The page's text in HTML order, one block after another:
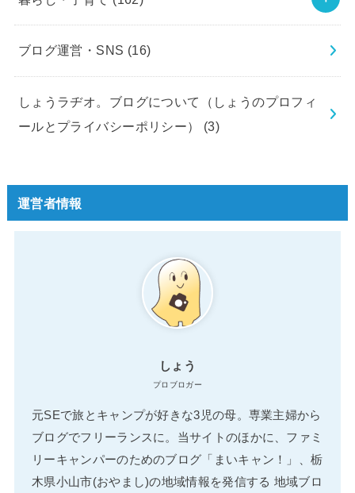
ブログ運営・SNS (16)
しょうラヂオ。ブログについて（しょうのプロフィ
ールとプライバシーポリシー） (3)
運営者情報
しょう
プロブロガー
元SEで旅とキャンプが好きな3児の母。専業主婦から
ブログでフリーランスに。当サイトのほかに、ファミ
リーキャンパーのためのブログ「まいキャン！」、栃
木県小山市(おやまし)の地域情報を発信する 地域ブロ